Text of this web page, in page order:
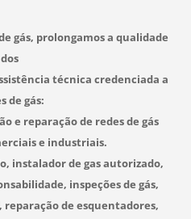
gás, prolongamos a qualidade
dos
técnica credenciada a
de gás:
e reparação de redes de gás
e industriais.
instalador de gas autorizado,
inspeções de gás,
de esquentadores,